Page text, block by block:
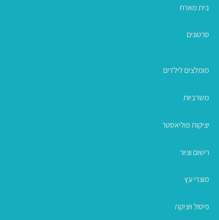
בית מארח
סרטונים
מומלצים לילדים
משרביות
יציקות פוליאסטר
רישום וציור
מוצרי עץ
פיסול ויציקה